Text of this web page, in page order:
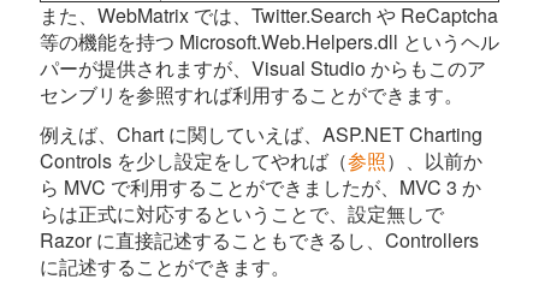
また、WebMatrix では、Twitter.Search や ReCaptcha
等の機能を持つ Microsoft.Web.Helpers.dll というヘル
パーが提供されますが、Visual Studio からもこのア
センブリを参照すれば利用することができます。
例えば、Chart に関していえば、ASP.NET Charting
Controls を少し設定をしてやれば（参照）、以前か
ら MVC で利用することができましたが、MVC 3 か
らは正式に対応するということで、設定無しで
Razor に直接記述することもできるし、Controllers
に記述することができます。